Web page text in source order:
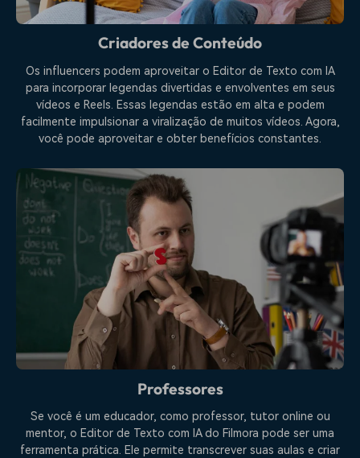
Criadores de Conteúdo
Os influencers podem aproveitar o Editor de Texto com IA
para incorporar legendas divertidas e envolventes em seus
vídeos e Reels. Essas legendas estão em alta e podem
facilmente impulsionar a viralização de muitos vídeos. Agora,
você pode aproveitar e obter benefícios constantes.
Professores
Se você é um educador, como professor, tutor online ou
mentor, o Editor de Texto com IA do Filmora pode ser uma
ferramenta prática. Ele permite transcrever suas aulas e criar